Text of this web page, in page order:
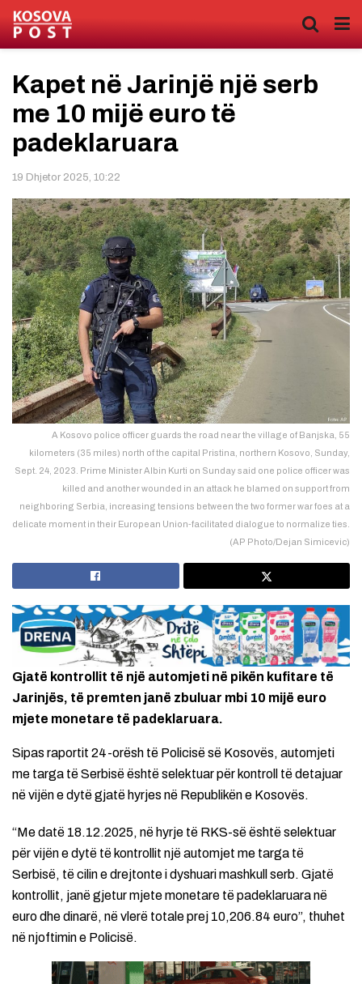
Kapet në Jarinjë një serb
me 10 mijë euro të
padeklaruara
19 Dhjetor 2025, 10:22
A Kosovo police officer guards the road near the village of Banjska, 55
kilometers (35 miles) north of the capital Pristina, northern Kosovo, Sunday,
Sept. 24, 2023. Prime Minister Albin Kurti on Sunday said one police officer was
killed and another wounded in an attack he blamed on support from
neighboring Serbia, increasing tensions between the two former war foes at a
delicate moment in their European Union-facilitated dialogue to normalize ties.
(AP Photo/Dejan Simicevic)
Gjatë kontrollit të një automjeti në pikën kufitare të
Jarinjës, të premten janë zbuluar mbi 10 mijë euro
mjete monetare të padeklaruara.
Sipas raportit 24-orësh të Policisë së Kosovës, automjeti
me targa të Serbisë është selektuar për kontroll të detajuar
në vijën e dytë gjatë hyrjes në Republikën e Kosovës.
“Me datë 18.12.2025, në hyrje të RKS-së është selektuar
për vijën e dytë të kontrollit një automjet me targa të
Serbisë, të cilin e drejtonte i dyshuari mashkull serb. Gjatë
kontrollit, janë gjetur mjete monetare të padeklaruara në
euro dhe dinarë, në vlerë totale prej 10,206.84 euro”, thuhet
në njoftimin e Policisë.